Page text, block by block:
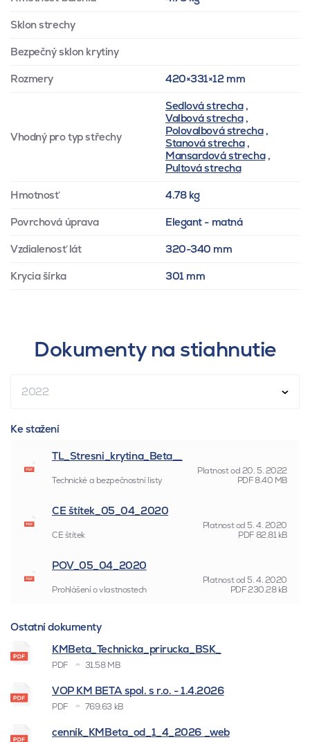
Sklon strechy
Bezpečný sklon krytiny
Rozmery 420×331×12 mm
Vhodný pro typ střechy
Sedlová strecha,
Valbová strecha,
Polovalbová strecha,
Stanová strecha,
Mansardová strecha,
Pultová strecha
Hmotnosť 4.78 kg
Povrchová úprava Elegant - matná
Vzdialenosť lát 320-340 mm
Krycia šírka 301 mm
Dokumenty na stiahnutie
2022
Ke stažení
TL_Stresni_krytina_Beta__
Platnost od20. 5. 2022
Technické a bezpečnostní listy
PDF8.40 MB
CE štítek_05_04_2020
Platnost od 5. 4. 2020
CE štítek
PDF82.81 kB
POV_05_04_2020
Platnost od 5. 4. 2020
Prohlášení o vlastnostech
PDF230.28 kB
Ostatní dokumenty
KMBeta_Technicka_prirucka_BSK_
PDF 31.58 MB
VOP KM BETA spol. s r.o. - 1.4.2026
PDF 769.63 kB
cenník_KMBeta_od_1_4_2026 _web